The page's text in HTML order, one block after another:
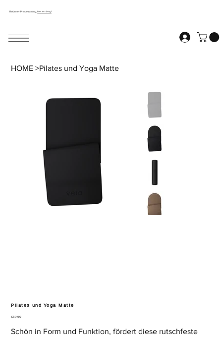
Reformer Probetraining, hier entlang!
HOME >Pilates und Yoga Matte
Pilates und Yoga Matte
Price
€89.90
Schön in Form und Funktion, fördert diese rutschfeste